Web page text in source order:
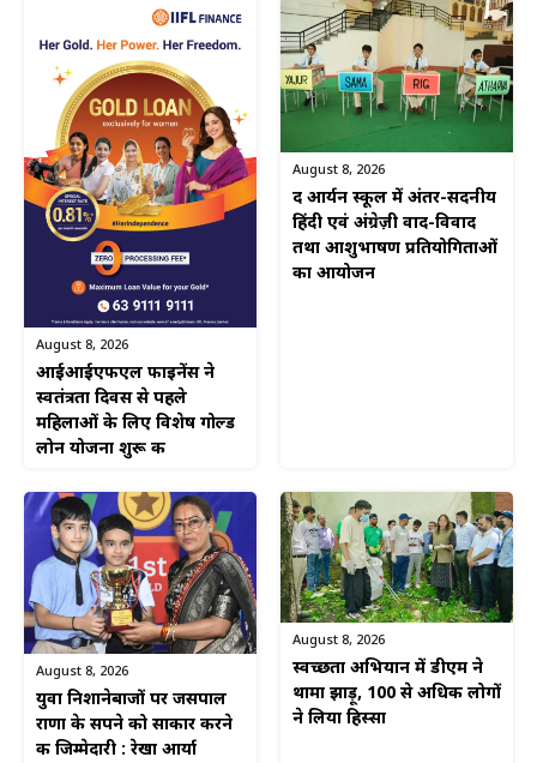
August 8, 2026
आईआईएफएल फाइनेंस ने
स्वतंत्रता दिवस से पहले
महिलाओं के लिए विशेष गोल्ड
लोन योजना शुरू की
August 8, 2026
द आर्यन स्कूल में अंतर-सदनीय
हिंदी एवं अंग्रेज़ी वाद-विवाद
तथा आशुभाषण प्रतियोगिताओं
का आयोजन
August 8, 2026
युवा निशानेबाजों पर जसपाल
राणा के सपने को साकार करने
की जिम्मेदारी : रेखा आर्या
August 8, 2026
स्वच्छता अभियान में डीएम ने
थामा झाड़ू, 100 से अधिक लोगों
ने लिया हिस्सा